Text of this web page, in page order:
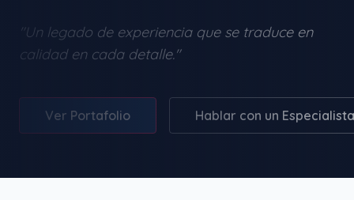
"Un legado de experiencia que se traduce en
calidad en cada detalle."
Ver Portafolio Hablar con un Especialista